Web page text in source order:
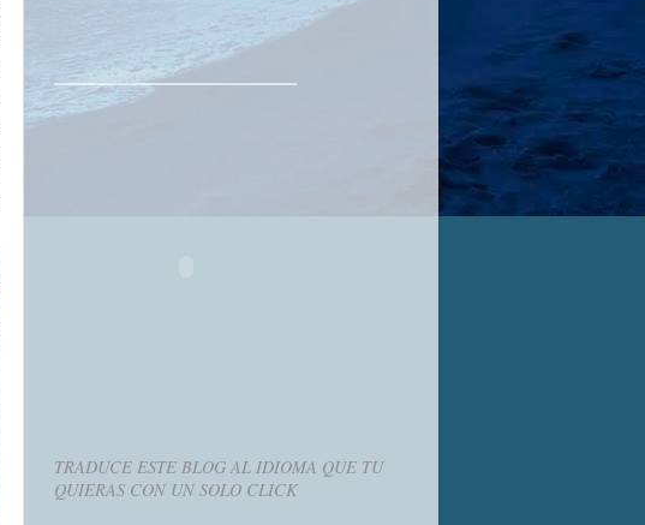
TRADUCE ESTE BLOG AL IDIOMA QUE TU
QUIERAS CON UN SOLO CLICK